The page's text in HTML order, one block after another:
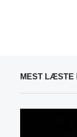
MEST LÆSTE